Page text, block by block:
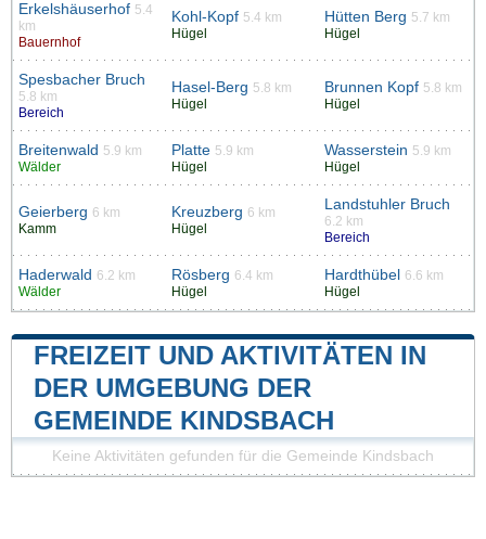
Erkelshäuserhof 5.4
km
Bauernhof
Kohl-Kopf 5.4 km
Hügel
Hütten Berg 5.7 km
Hügel
Spesbacher Bruch
5.8 km
Bereich
Hasel-Berg 5.8 km
Hügel
Brunnen Kopf 5.8 km
Hügel
Breitenwald 5.9 km
Wälder
Platte 5.9 km
Hügel
Wasserstein 5.9 km
Hügel
Geierberg 6 km
Kamm
Kreuzberg 6 km
Hügel
Landstuhler Bruch
6.2 km
Bereich
Haderwald
6.2 km
Wälder
Rösberg 6.4 km
Hügel
Hardthübel
6.6 km
Hügel
FREIZEIT UND AKTIVITÄTEN IN
DER UMGEBUNG DER
GEMEINDE KINDSBACH
Keine Aktivitäten gefunden für die Gemeinde Kindsbach